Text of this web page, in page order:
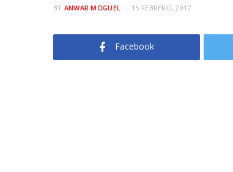
BY ANWAR MOGUEL 15 FEBRERO, 2017
Facebook